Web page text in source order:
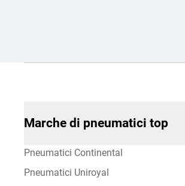
Marche di pneumatici top
Pneumatici Continental
Pneumatici Uniroyal